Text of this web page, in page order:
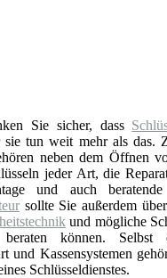
Sie sicher, dass
tun weit mehr als das.
neben dem Öffnen
jeder Art, die
und auch
sollte Sie außerdem
und mögliche
beraten können.
und Kassensystemen
Schlüsseldienstes.